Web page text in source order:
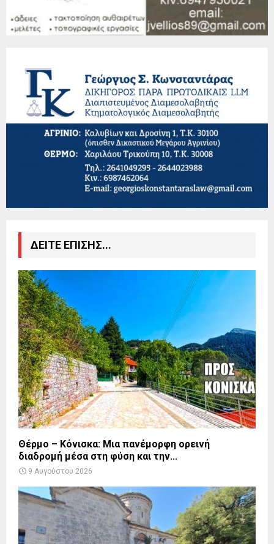
ΔΕΙΤΕ ΕΠΙΣΗΣ...
Θέρμο – Κόνισκα: Μια πανέμορφη ορεινή
διαδρομή μέσα στη φύση και την...
9 Αυγούστου 2026